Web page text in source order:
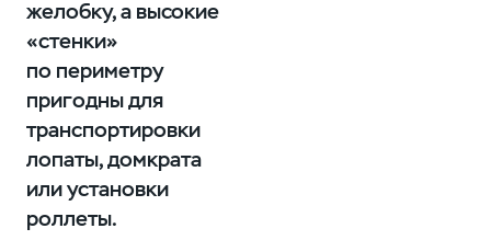
желобку, а высокие
«стенки»
по периметру
пригодны для
транспортировки
лопаты, домкрата
или установки
роллеты.